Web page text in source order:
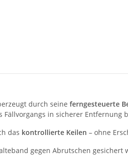
durch seine ferngesteuerte
Fällvorgangs in sicherer Entfernung
das kontrollierte Keilen – ohne
gegen Abrutschen gesichert